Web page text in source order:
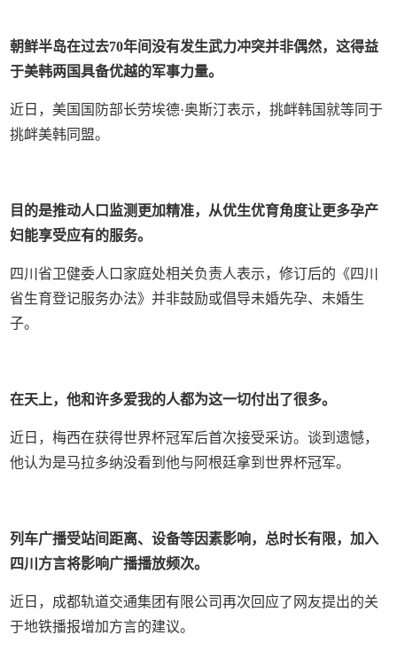
朝鲜半岛在过去70年间没有发生武力冲突并非偶然，这得益
于美韩两国具备优越的军事力量。
近日，美国国防部长劳埃德·奥斯汀表示，挑衅韩国就等同于
挑衅美韩同盟。
目的是推动人口监测更加精准，从优生优育角度让更多孕产
妇能享受应有的服务。
四川省卫健委人口家庭处相关负责人表示，修订后的《四川
省生育登记服务办法》并非鼓励或倡导未婚先孕、未婚生
子。
在天上，他和许多爱我的人都为这一切付出了很多。
近日，梅西在获得世界杯冠军后首次接受采访。谈到遗憾，
他认为是马拉多纳没看到他与阿根廷拿到世界杯冠军。
列车广播受站间距离、设备等因素影响，总时长有限，加入
四川方言将影响广播播放频次。
近日，成都轨道交通集团有限公司再次回应了网友提出的关
于地铁播报增加方言的建议。